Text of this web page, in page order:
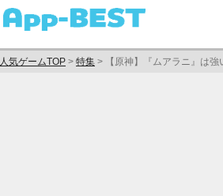
人気ゲームTOP > 特集 > 【原神】『ムアラニ』は